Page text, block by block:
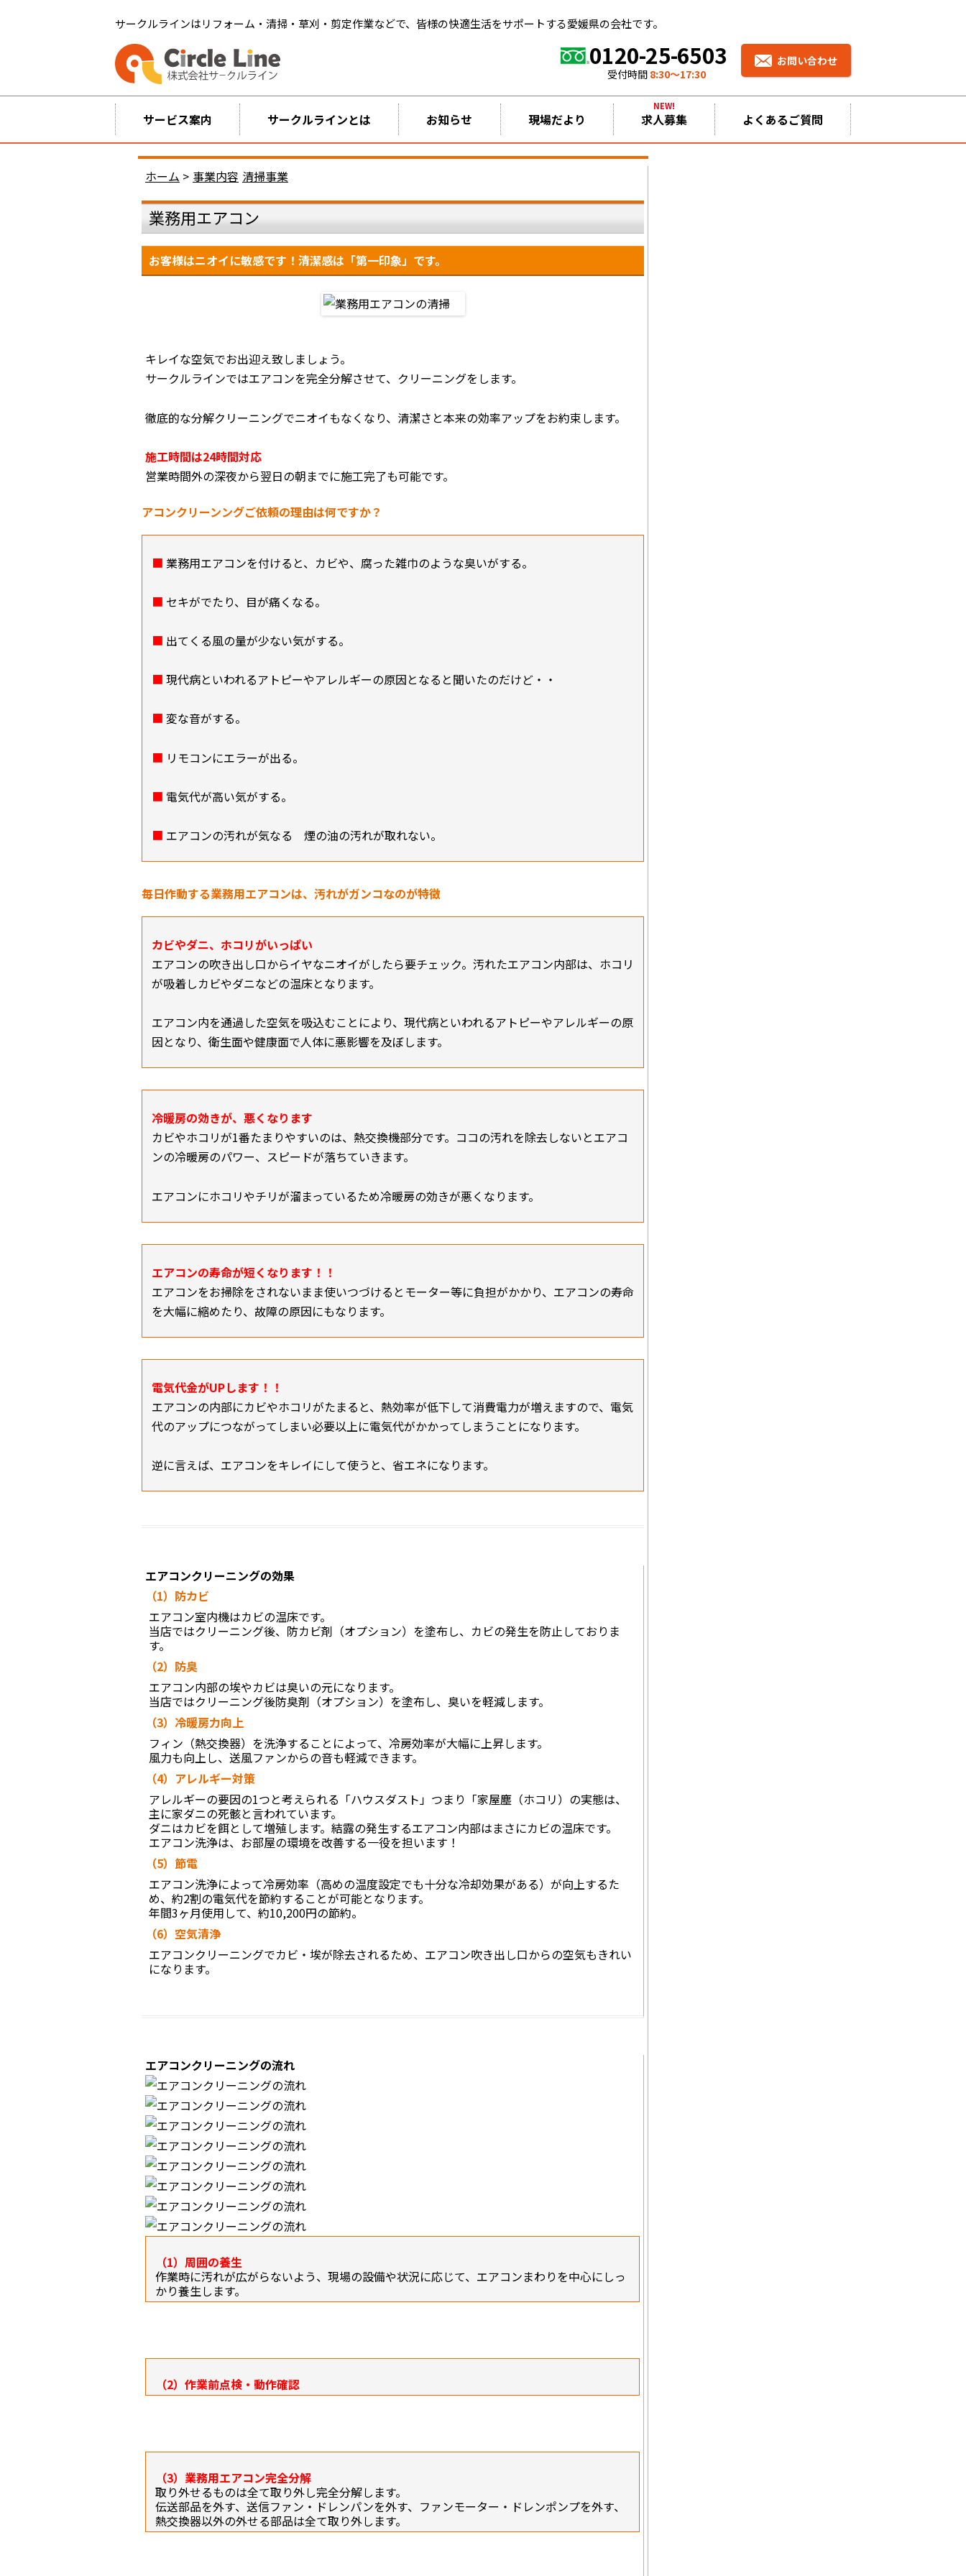
サークルラインはリフォーム・清掃・草刈・剪定作業などで、皆様の快適生活をサポートする愛媛県の会社です。
0120-25-6503
受付時間 8:30〜17:30
お問い合わせ
サービス案内 サークルラインとは お知らせ 現場だより 求人募集
NEW!
よくあるご質問
ホーム > 事業内容 清掃事業
業務用エアコン
お客様はニオイに敏感です！清潔感は「第一印象」です。
キレイな空気でお出迎え致しましょう。
サークルラインではエアコンを完全分解させて、クリーニングをします。
徹底的な分解クリーニングでニオイもなくなり、清潔さと本来の効率アップをお約束します。
施工時間は24時間対応
営業時間外の深夜から翌日の朝までに施工完了も可能です。
アコンクリーンングご依頼の理由は何ですか？
■ 業務用エアコンを付けると、カビや、腐った雑巾のような臭いがする。
■ セキがでたり、目が痛くなる。
■ 出てくる風の量が少ない気がする。
■ 現代病といわれるアトピーやアレルギーの原因となると聞いたのだけど・・
■ 変な音がする。
■ リモコンにエラーが出る。
■ 電気代が高い気がする。
■ エアコンの汚れが気なる 煙の油の汚れが取れない。
毎日作動する業務用エアコンは、汚れがガンコなのが特徴
カビやダニ、ホコリがいっぱい
エアコンの吹き出し口からイヤなニオイがしたら要チェック。汚れたエアコン内部は、ホコリ
が吸着しカビやダニなどの温床となります。
エアコン内を通過した空気を吸込むことにより、現代病といわれるアトピーやアレルギーの原
因となり、衛生面や健康面で人体に悪影響を及ぼします。
冷暖房の効きが、悪くなります
カビやホコリが1番たまりやすいのは、熱交換機部分です。ココの汚れを除去しないとエアコ
ンの冷暖房のパワー、スピードが落ちていきます。
エアコンにホコリやチリが溜まっているため冷暖房の効きが悪くなります。
エアコンの寿命が短くなります！！
エアコンをお掃除をされないまま使いつづけるとモーター等に負担がかかり、エアコンの寿命
を大幅に縮めたり、故障の原因にもなります。
電気代金がUPします！！
エアコンの内部にカビやホコリがたまると、熱効率が低下して消費電力が増えますので、電気
代のアップにつながってしまい必要以上に電気代がかかってしまうことになります。
逆に言えば、エアコンをキレイにして使うと、省エネになります。
エアコンクリーニングの効果
（1）防カビ
エアコン室内機はカビの温床です。
当店ではクリーニング後、防カビ剤（オプション）を塗布し、カビの発生を防止しておりま
す。
（2）防臭
エアコン内部の埃やカビは臭いの元になります。
当店ではクリーニング後防臭剤（オプション）を塗布し、臭いを軽減します。
（3）冷暖房力向上
フィン（熱交換器）を洗浄することによって、冷房効率が大幅に上昇します。
風力も向上し、送風ファンからの音も軽減できます。
（4）アレルギー対策
アレルギーの要因の1つと考えられる「ハウスダスト」つまり「家屋塵（ホコリ）の実態は、
主に家ダニの死骸と言われています。
ダニはカビを餌として増殖します。結露の発生するエアコン内部はまさにカビの温床です。
エアコン洗浄は、お部屋の環境を改善する一役を担います！
（5）節電
エアコン洗浄によって冷房効率（高めの温度設定でも十分な冷却効果がある）が向上するた
め、約2割の電気代を節約することが可能となります。
年間3ヶ月使用して、約10,200円の節約。
（6）空気清浄
エアコンクリーニングでカビ・埃が除去されるため、エアコン吹き出し口からの空気もきれい
になります。
エアコンクリーニングの流れ
（1）周囲の養生
作業時に汚れが広がらないよう、現場の設備や状況に応じて、エアコンまわりを中心にしっ
かり養生します。
（2）作業前点検・動作確認
（3）業務用エアコン完全分解
取り外せるものは全て取り外し完全分解します。
伝送部品を外す、送信ファン・ドレンパンを外す、ファンモーター・ドレンポンプを外す、
熱交換器以外の外せる部品は全て取り外します。